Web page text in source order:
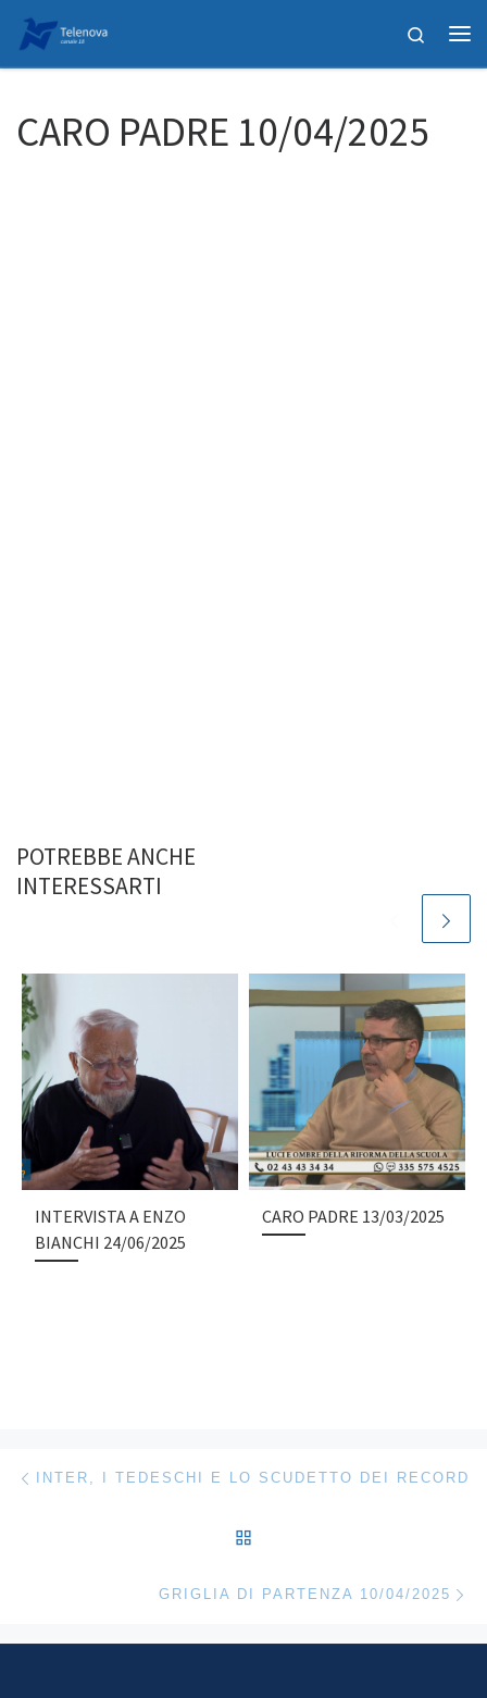
Passa al contenuto
Search
CARO PADRE 10/04/2025
POTREBBE ANCHE
INTERESSARTI
INTERVISTA A ENZO
BIANCHI 24/06/2025
CARO PADRE 13/03/2025
Navigazione articoli
INTER, I TEDESCHI E LO SCUDETTO DEI RECORD
GRIGLIA DI PARTENZA 10/04/2025